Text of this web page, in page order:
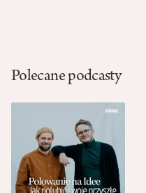
Polecane podcasty